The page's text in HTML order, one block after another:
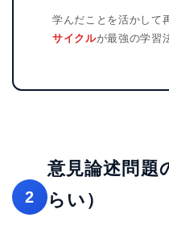
学んだことを活かし
サイクルが最強の学習
2
意見論述問題
らい）